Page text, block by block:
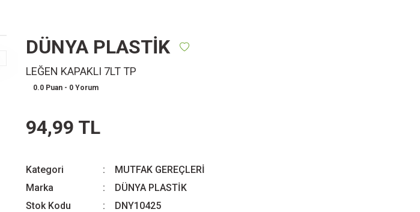
DÜNYA PLASTİK
LEĞEN KAPAKLI 7LT TP
0.0 Puan - 0 Yorum
94,99 TL
Kategori
MUTFAK GEREÇLERİ
Marka
DÜNYA PLASTİK
Stok Kodu
DNY10425